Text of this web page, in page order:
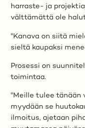
harraste- ja
välttämättä ole
"Kanava on siitä
sieltä kaupaksi
Prosessi on
toimintaa.
"Meille tulee tänään
myydään se
ilmoitus, ajetaan